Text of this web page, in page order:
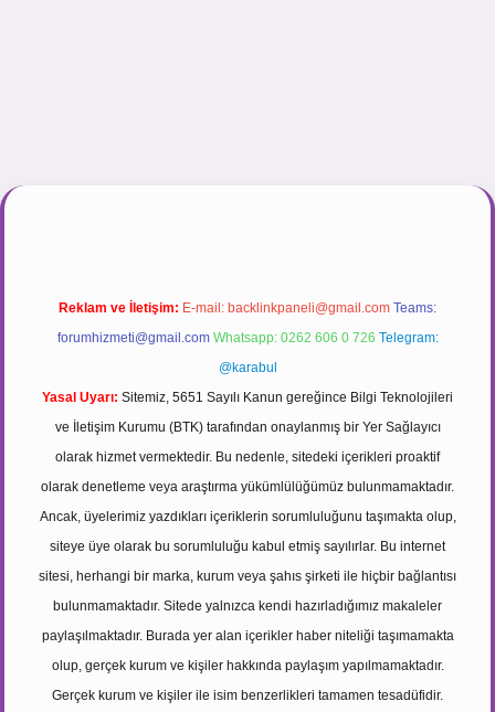
Reklam ve İletişim: E-mail: backlinkpaneli@gmail.com Teams:
forumhizmeti@gmail.com Whatsapp: 0262 606 0 726 Telegram:
@karabul
Yasal Uyarı: Sitemiz, 5651 Sayılı Kanun gereğince Bilgi Teknolojileri
ve İletişim Kurumu (BTK) tarafından onaylanmış bir Yer Sağlayıcı
olarak hizmet vermektedir. Bu nedenle, sitedeki içerikleri proaktif
olarak denetleme veya araştırma yükümlülüğümüz bulunmamaktadır.
Ancak, üyelerimiz yazdıkları içeriklerin sorumluluğunu taşımakta olup,
siteye üye olarak bu sorumluluğu kabul etmiş sayılırlar. Bu internet
sitesi, herhangi bir marka, kurum veya şahıs şirketi ile hiçbir bağlantısı
bulunmamaktadır. Sitede yalnızca kendi hazırladığımız makaleler
paylaşılmaktadır. Burada yer alan içerikler haber niteliği taşımamakta
olup, gerçek kurum ve kişiler hakkında paylaşım yapılmamaktadır.
Gerçek kurum ve kişiler ile isim benzerlikleri tamamen tesadüfidir.